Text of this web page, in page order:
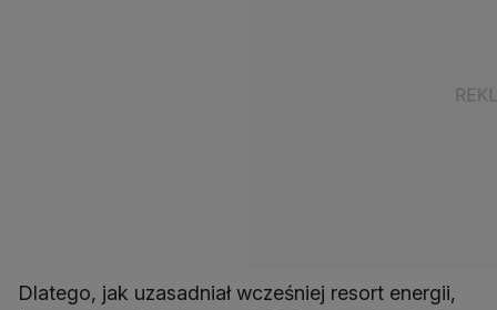
Dlatego, jak uzasadniał wcześniej resort energii,